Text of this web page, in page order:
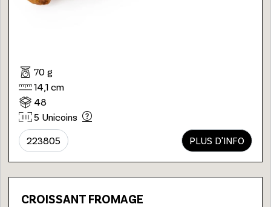
70 g
14,1 cm
48
5 Unicoins
223805 PLUS D'INFO
CROISSANT FROMAGE